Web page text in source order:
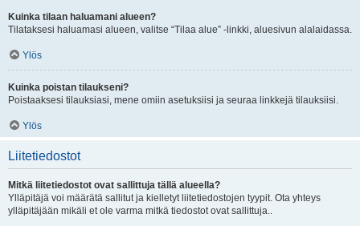
Kuinka tilaan haluamani alueen?
Tilataksesi haluamasi alueen, valitse “Tilaa alue” -linkki, aluesivun alalaidassa.
Ylös
Kuinka poistan tilaukseni?
Poistaaksesi tilauksiasi, mene omiin asetuksiisi ja seuraa linkkejä tilauksiisi.
Ylös
Liitetiedostot
Mitkä liitetiedostot ovat sallittuja tällä alueella?
Ylläpitäjä voi määrätä sallitut ja kielletyt liitetiedostojen tyypit. Ota yhteys
ylläpitäjään mikäli et ole varma mitkä tiedostot ovat sallittuja..